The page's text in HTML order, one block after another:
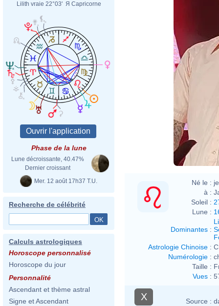
Lilith vraie 22°03' Я Capricorne
Phase de la lune
Lune décroissante, 40.47%
Dernier croissant
Mer. 12 août 17h37 T.U.
Recherche de célébrité
Calculs astrologiques
Horoscope personnalisé
Horoscope du jour
Personnalité
Ascendant et thème astral
Signe et Ascendant
Né le :
à :
Soleil :
Lune :
Dominantes :
Astrologie Chinoise :
Numérologie :
Taille :
Vues :
X Source :